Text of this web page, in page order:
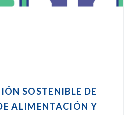
SOSTENIBLE DE
ALIMENTACIÓN Y